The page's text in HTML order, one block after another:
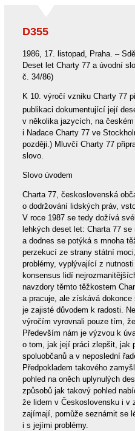
D355
1986, 17. listopad, Praha. –
Deset let Charty 77 a úvodní
č. 34/86)
K 10. výročí vzniku Charty 77
publikaci dokumentující její
v několika jazycích, na
i Nadace Charty 77 ve
později.) Mluvčí Charty 77
slovo.
Slovo úvodem
Charta 77, československá
o dodržování lidských práv,
V roce 1987 se tedy dožívá
lehkých deset let: Charta 77
a dodnes se potýká s mnoha
perzekucí ze strany státní
problémy, vyplývající z
konsensus lidí
navzdory těmto těžkostem
a pracuje, ale získává
je zajisté důvodem k radosti.
výročím vyrovnali pouze tím,
Především nám je výzvou k
o tom, jak její práci zlepšit, jak
spoluobčanů a v neposlední
Předpokladem takového
pohled na oněch uplynulých
způsobů jak takový pohled
že lidem v Československu i v
zajímají, pomůže seznámit se
i s jejími problémy.